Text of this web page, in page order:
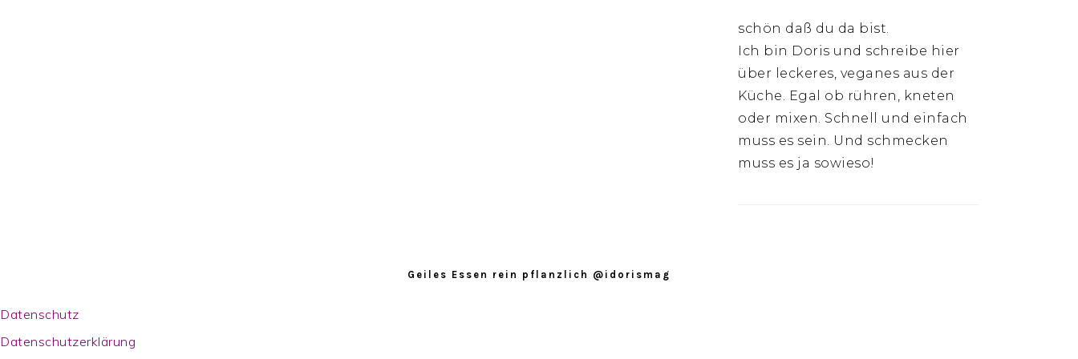
schön daß du da bist.
Ich bin Doris und schreibe hier
über leckeres, veganes aus der
Küche. Egal ob rühren, kneten
oder mixen. Schnell und einfach
muss es sein. Und schmecken
muss es ja sowieso!
Geiles Essen rein pflanzlich @idorismag
Datenschutz
Datenschutzerklärung